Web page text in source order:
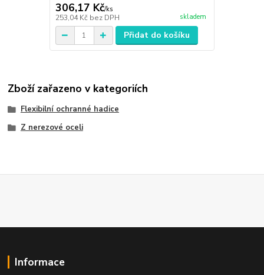
306,17 Kč/ks
253,04 Kč bez DPH skladem
Přidat do košíku
Zboží zařazeno v kategoriích
Flexibilní ochranné hadice
Z nerezové oceli
Informace